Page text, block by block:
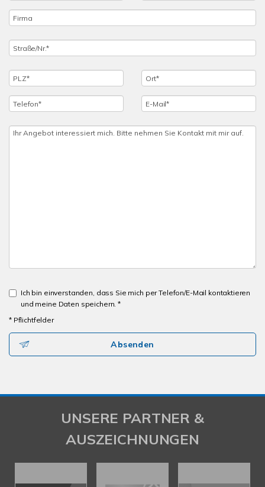
Ich bin einverstanden, dass Sie mich per Telefon/E-Mail kontaktieren
und meine Daten speichern. *
* Pflichtfelder
Absenden
UNSERE PARTNER &
AUSZEICHNUNGEN